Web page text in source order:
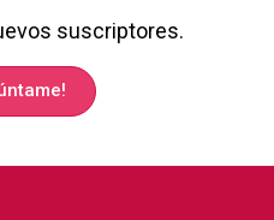
suscriptores.